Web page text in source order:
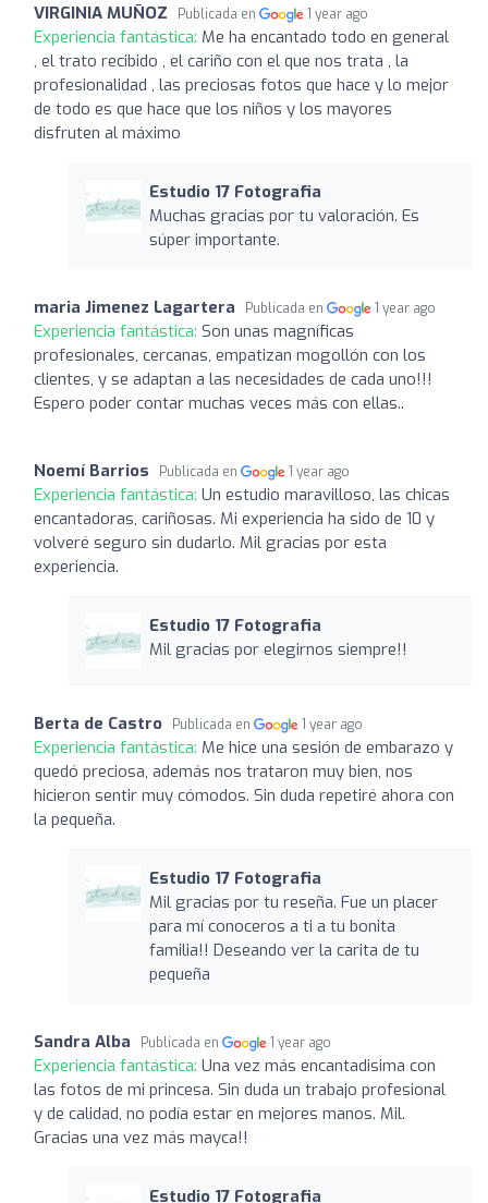
VIRGINIA MUÑOZ Publicada en 1 year ago
Experiencia fantástica: Me ha encantado todo en general
, el trato recibido , el cariño con el que nos trata , la
profesionalidad , las preciosas fotos que hace y lo mejor
de todo es que hace que los niños y los mayores
disfruten al máximo
Estudio 17 Fotografia
Muchas gracias por tu valoración. Es
súper importante.
maria Jimenez Lagartera Publicada en 1 year ago
Experiencia fantástica: Son unas magníficas
profesionales, cercanas, empatizan mogollón con los
clientes, y se adaptan a las necesidades de cada uno!!!
Espero poder contar muchas veces más con ellas..
Noemí Barrios Publicada en 1 year ago
Experiencia fantástica: Un estudio maravilloso, las chicas
encantadoras, cariñosas. Mi experiencia ha sido de 10 y
volveré seguro sin dudarlo. Mil gracias por esta
experiencia.
Estudio 17 Fotografia
Mil gracias por elegirnos siempre!!
Berta de Castro Publicada en 1 year ago
Experiencia fantástica: Me hice una sesión de embarazo y
quedó preciosa, además nos trataron muy bien, nos
hicieron sentir muy cómodos. Sin duda repetiré ahora con
la pequeña.
Estudio 17 Fotografia
Mil gracias por tu reseña. Fue un placer
para mí conoceros a ti a tu bonita
familia!! Deseando ver la carita de tu
pequeña
Sandra Alba Publicada en 1 year ago
Experiencia fantástica: Una vez más encantadisima con
las fotos de mi princesa. Sin duda un trabajo profesional
y de calidad, no podía estar en mejores manos. Mil.
Gracias una vez más mayca!!
Estudio 17 Fotografia